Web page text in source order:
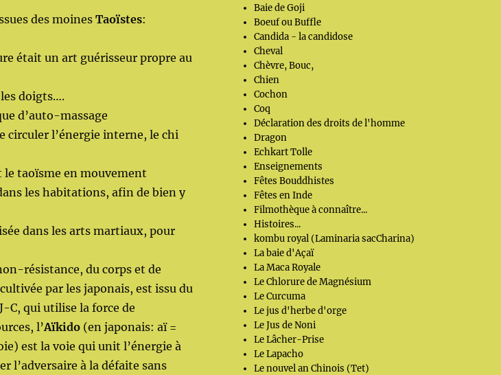
des moines Taoïstes:
était un art guérisseur propre au
les doigts….
d’auto-massage
circuler l’énergie interne, le chi
taoïsme en mouvement
les habitations, afin de bien y
dans les arts martiaux, pour
résistance, du corps et de
par les japonais, est issu du
C, qui utilise la force de
l’Aïkido(en japonais: aï =
est la voie qui unit l’énergie à
l’adversaire à la défaite sans
Baie de Goji
Boeuf ou Buffle
Candida - la candidose
Cheval
Chèvre, Bouc,
Chien
Cochon
Coq
Déclaration des droits de l'homme
Dragon
Echkart Tolle
Enseignements
Fêtes Bouddhistes
Fêtes en Inde
Filmothèque à connaître...
Histoires...
kombu royal (Laminaria sacCharina)
La baie d'Açaï
La Maca Royale
Le Chlorure de Magnésium
Le Curcuma
Le jus d'herbe d'orge
Le Jus de Noni
Le Lâcher-Prise
Le Lapacho
Le nouvel an Chinois (Tet)